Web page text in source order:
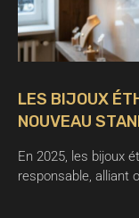
LES BIJOUX
NOUVEAU
En 2025, les bijoux
responsable, alliant